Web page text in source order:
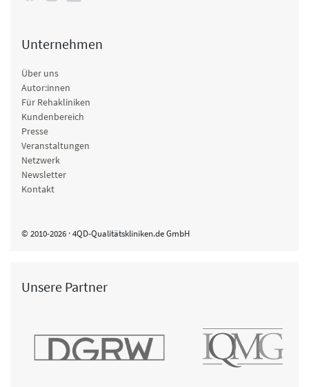
Unternehmen
Über uns
Autor:innen
Für Rehakliniken
Kundenbereich
Presse
Veranstaltungen
Netzwerk
Newsletter
Kontakt
© 2010-2026 · 4QD-Qualitätskliniken.de GmbH
Unsere Partner